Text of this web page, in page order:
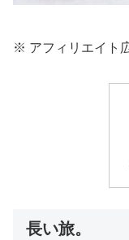
※ アフィリエイト
長い旅。